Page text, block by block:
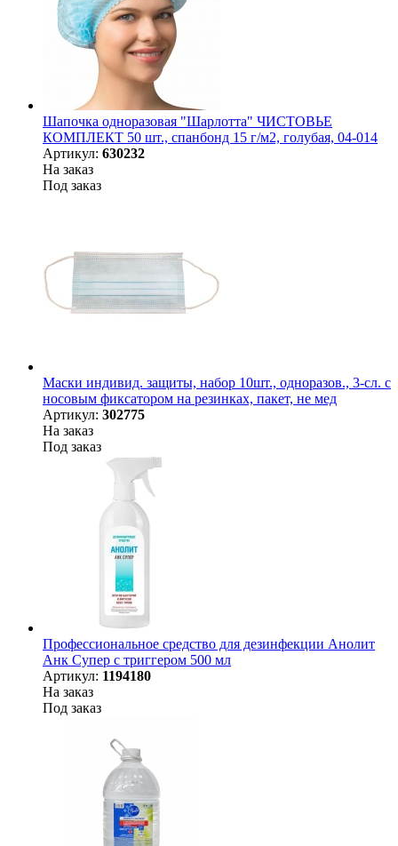
Шапочка одноразовая "Шарлотта" ЧИСТОВЬЕ
КОМПЛЕКТ 50 шт., спанбонд 15 г/м2, голубая, 04-014
Артикул: 630232
На заказ
Под заказ
Маски индивид. защиты, набор 10шт., одноразов., 3-сл. с
носовым фиксатором на резинках, пакет, не мед
Артикул: 302775
На заказ
Под заказ
Профессиональное средство для дезинфекции Анолит
Анк Супер с триггером 500 мл
Артикул: 1194180
На заказ
Под заказ